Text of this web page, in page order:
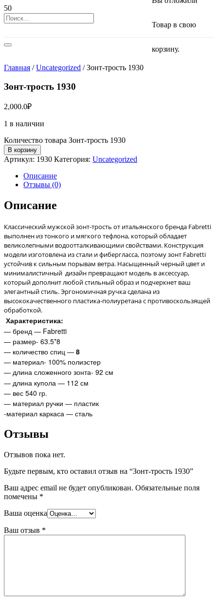
Товарв свою
корзину.
Главная /Uncategorized / Зонт-трость 1930
Зонт-трость 1930
2,000.0₽
1 в наличии
Количество товара Зонт-трость 1930
В корзину
Артикул: 1930 Категория: Uncategorized
Описание
Отзывы (0)
Описание
Классический мужской зонт-трость от итальянского бренда Fabretti
выполнен из тонкого и мягкого тефлона, который обладает
великолепными водоотталкивающими свойствами. Конструкция
модели изготовлена из стали и фибергласса, поэтому зонт Fabretti
устойчив к сильным порывам ветра. Насыщенный черный цвет и
минималистичный дизайн превращают модель в аксессуар,
который дополнит любой стильный образ и подчеркнет ваш
элегантный стиль. Эргономичная ручка сделана из
высококачественного пластика-полиуретана с противоскользящей
обработкой.
Характеристика:
— бренд — Fabretti
— размер- 63.5*8
— количество спиц — 8
— материал- 100% полиэстер
— длина сложенного зонта- 92 см
— длина купола — 112 см
— вес 540 гр.
— материал ручки — пластик
-материал каркаса — сталь
Отзывы
Отзывов пока нет.
Будьте первым, кто оставил отзыв на “Зонт-трость 1930”
Ваш адрес email не будет опубликован. Обязательные поля
помечены *
Ваша оценка
Ваш отзыв *